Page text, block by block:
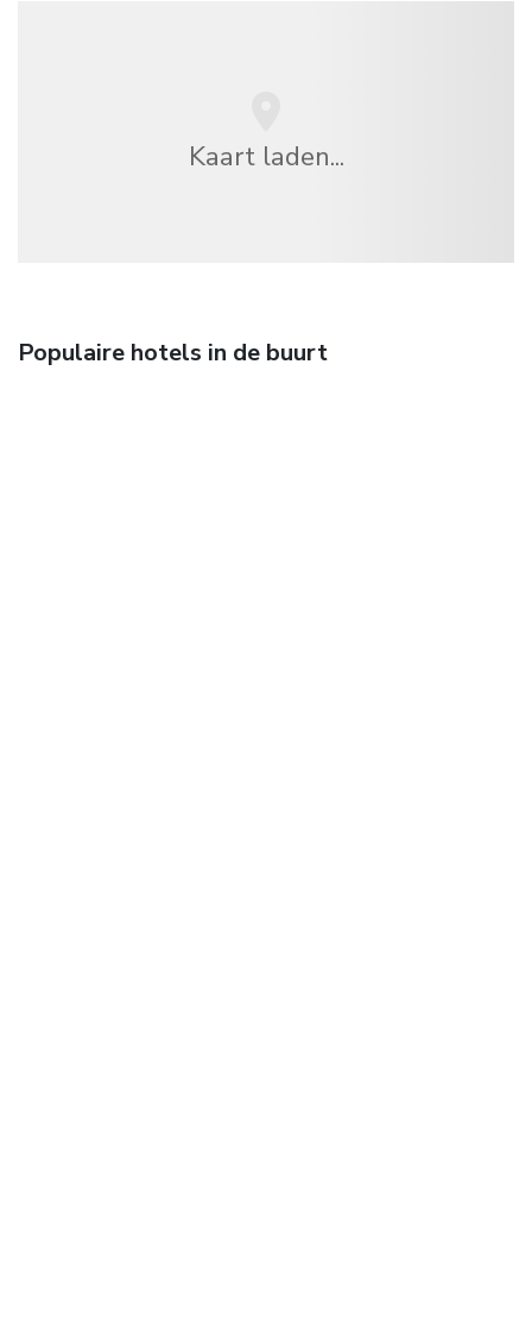
Kaart laden...
Populaire hotels in de buurt